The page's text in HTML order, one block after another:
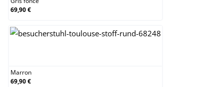
69,90 €
Marron
69,90 €